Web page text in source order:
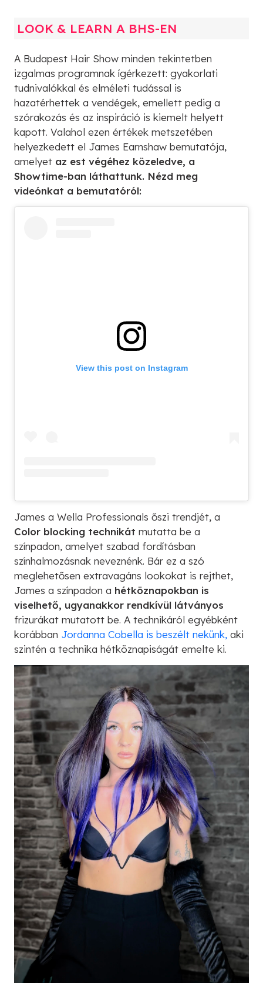
LOOK & LEARN A BHS-EN
A Budapest Hair Show minden tekintetben
izgalmas programnak ígérkezett: gyakorlati
tudnivalókkal és elméleti tudással is
hazatérhettek a vendégek, emellett pedig a
szórakozás és az inspiráció is kiemelt helyett
kapott. Valahol ezen értékek metszetében
helyezkedett el James Earnshaw bemutatója,
amelyet az est végéhez közeledve, a
Showtime-ban láthattunk. Nézd meg
videónkat a bemutatóról:
View this post on Instagram
James a Wella Professionals őszi trendjét, a
Color blocking technikát mutatta be a
színpadon, amelyet szabad fordításban
színhalmozásnak neveznénk. Bár ez a szó
meglehetősen extravagáns lookokat is rejthet,
James a színpadon a hétköznapokban is
viselhető, ugyanakkor rendkívül látványos
frizurákat mutatott be. A technikáról egyébként
korábban Jordanna Cobella is beszélt nekünk, aki
szintén a technika hétköznapiságát emelte ki.